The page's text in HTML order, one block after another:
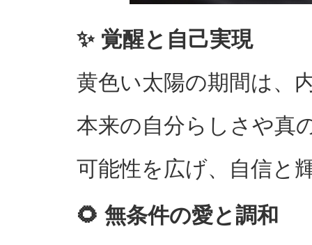
✨ 覚醒と自己実現
黄色い太陽の期間は、
本来の自分らしさや真
可能性を広げ、自信と
🌻 無条件の愛と調和